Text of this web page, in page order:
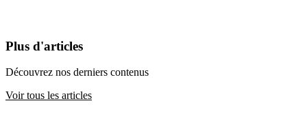
Plus d'articles
Découvrez nos derniers contenus
Voir tous les articles